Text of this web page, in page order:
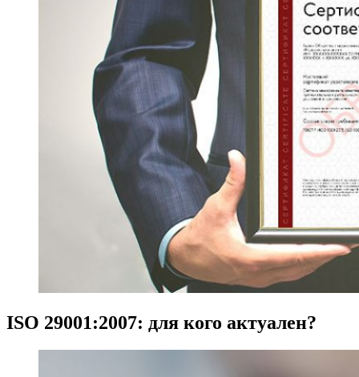
ISO 29001:2007: для кого актуален?